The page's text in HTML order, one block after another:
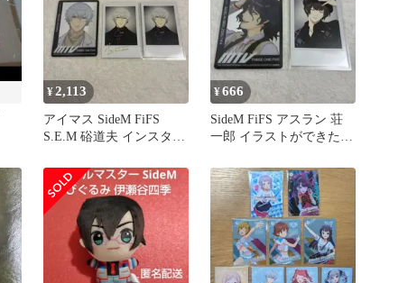
¥2,113
アイマス SideM FiFS
S.E.M 硲道夫 インスタン
¥666
SideM FiFS アスラン 荘
一郎 イラストができたあ